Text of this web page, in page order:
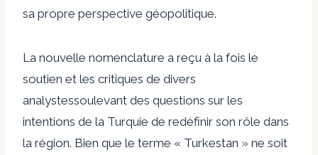
sa propre perspective géopolitique.
La nouvelle nomenclature a reçu à la fois le
soutien et les critiques de divers
analystessoulevant des questions sur les
intentions de la Turquie de redéfinir son rôle dans
la région. Bien que le terme « Turkestan » ne soit